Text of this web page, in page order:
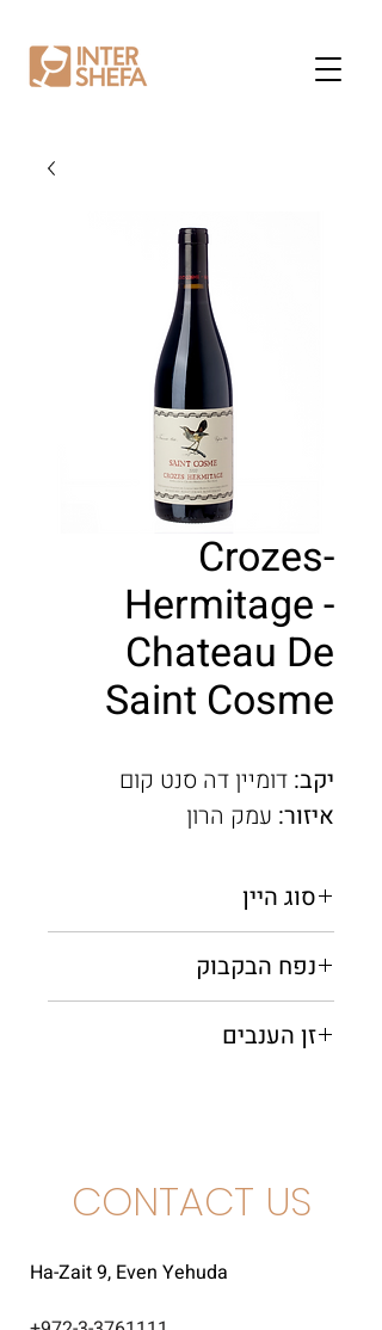
Crozes-
Hermitage -
Chateau De
Saint Cosme
יקב: דומיין דה סנט קום
איזור: עמק הרון
סוג היין
נפח הבקבוק
זן הענבים
CONTACT US
Ha-Zait 9, Even Yehuda